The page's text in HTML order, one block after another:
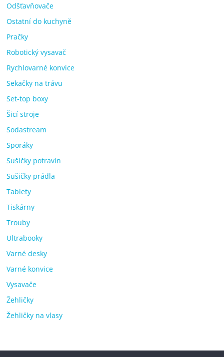
Odšťavňovače
Ostatní do kuchyně
Pračky
Robotický vysavač
Rychlovarné konvice
Sekačky na trávu
Set-top boxy
Šicí stroje
Sodastream
Sporáky
Sušičky potravin
Sušičky prádla
Tablety
Tiskárny
Trouby
Ultrabooky
Varné desky
Varné konvice
Vysavače
Žehličky
Žehličky na vlasy